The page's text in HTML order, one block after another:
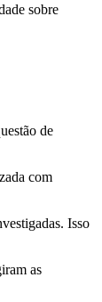
sobre
de
com
Isso
as